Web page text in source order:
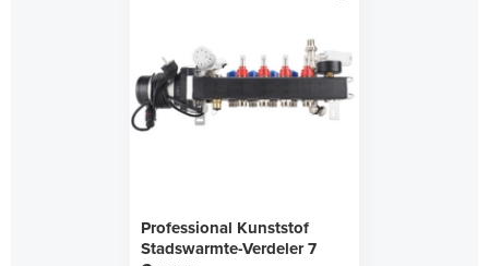
Professional Kunststof
Stadswarmte-Verdeler 7